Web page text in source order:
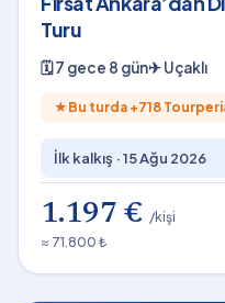
Turu
🗓7 gece 8 gün✈Uçaklı
★ Bu turda +718
İlk kalkış ·15 Ağu 2026
1.197 € /kişi
≈ 71.800 ₺